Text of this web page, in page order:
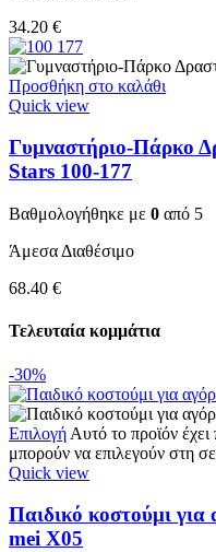
34.20 €
Προσθήκη στο καλάθι
Quick view
Γυμναστήριο-Πάρκο
Stars 100-177
Βαθμολογήθηκε με 0 από 5
Άμεσα Διαθέσιμο
68.40 €
Τελευταία κομμάτια
-30%
Επιλογή Αυτό το προϊόν
μπορούν να επιλεγούν στη
Quick view
Παιδικό κοστούμι
mei X05